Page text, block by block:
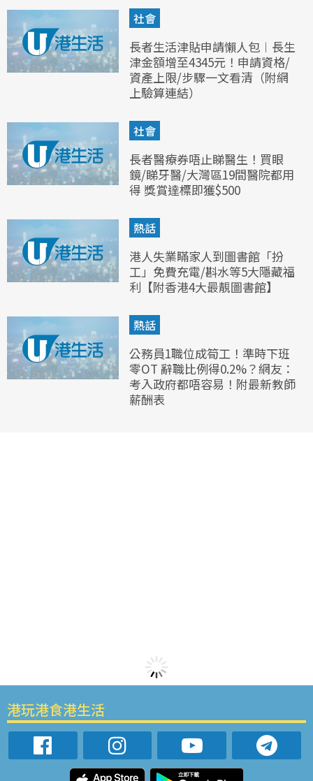
社會
長者生活津貼申請懶人包︱長生
津金額增至4345元！申請資格/
資產上限/步驟一文看清（附網
上驗算連結）
社會
長者醫療券唔止睇醫生！買眼
鏡/睇牙醫/大灣區19間醫院都用
得 獎賞達標即獲$500
熱話
港人失業瞞家人到圖書館「扮
工」免費充電/斟水等5大隱藏福
利【附香港4大最靚圖書館】
熱話
公務員1職位成筍工！準時下班
零OT 辭職比例得0.2%？網友：
考入政府都唔容易！附最新教師
薪酬表
港玩港食港生活